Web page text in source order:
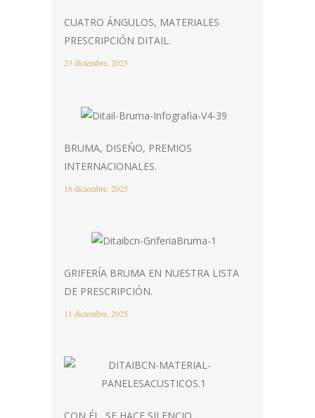
CUATRO ÁNGULOS, MATERIALES
PRESCRIPCIÓN DITAIL.
23 diciembre, 2025
BRUMA, DISEÑO, PREMIOS
INTERNACIONALES.
16 diciembre, 2025
GRIFERÍA BRUMA EN NUESTRA LISTA
DE PRESCRIPCIÓN.
11 diciembre, 2025